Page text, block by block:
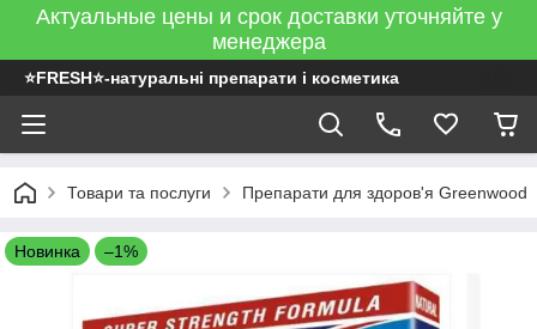
Актуальные цены и срок доставки уточняйте у
менеджера
⭐FRESH⭐-натуральні препарати і косметика
Товари та послуги Препарати для здоров'я Greenwood
Новинка –1%